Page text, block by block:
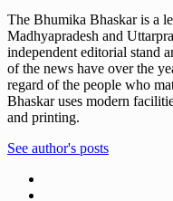
The Bhumika Bhaskar is a
Madhyapradesh and
independent editorial stand
of the news have over the
regard of the people who
Bhaskar uses modern
and printing.
See author's posts